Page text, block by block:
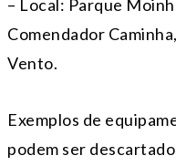
– Local: Parque
Comendador
Vento.
Exemplos de
podem ser